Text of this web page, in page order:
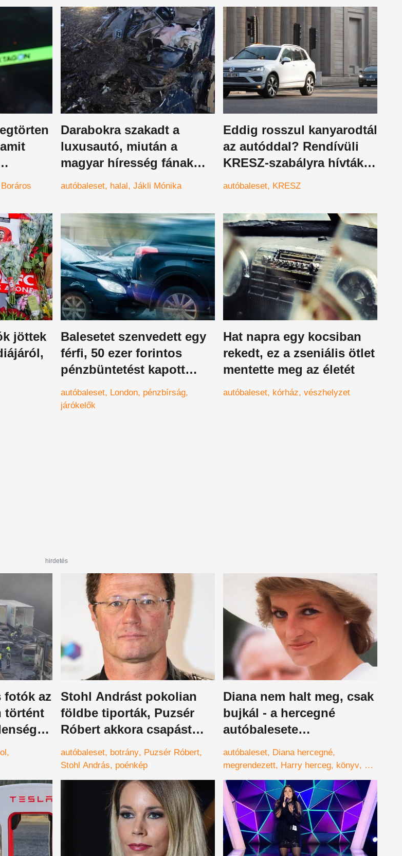
Boráros
Darabokra szakadt a
luxusautó, miután a
magyar híresség fának
csapódott, nem lehetett
autóbaleset halal Jákli Mónika
Eddig rosszul kanyarodtál
az autóddal? Rendívüli
KRESZ-szabályra hívták
fel a figyelmet
autóbaleset KRESZ
jöttek
a
Balesetet szenvedett egy
férfi, 50 ezer forintos
pénzbüntetést kapott
miatta
autóbaleset London pénzbírság
járókelők
Hat napra egy kocsiban
rekedt, ez a zseniális ötlet
mentette meg az életét
autóbaleset kórház vészhelyzet
hirdetés
fotók az
történt
Stohl Andrást pokolian
földbe tiporták, Puzsér
Róbert akkora csapást
mért a színészre, hogy a
fal adta a másikat
autóbaleset botrány Puzsér Róbert
Stohl András
poénkép
Diana nem halt meg, csak
bujkál - a hercegné
autóbalesete
megrendezett volt a fiatal
Harry szerint
autóbaleset Diana hercegné
megrendezett Harry herceg könyv
brit
királyi család